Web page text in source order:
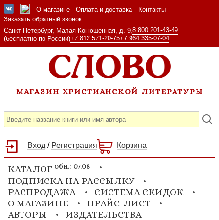
О магазине Оплата и доставка
Контакты
Заказать обратный звонок
Санкт-Петербург, Малая Конюшенная, д. 9, 8 800 201-43-49
(бесплатно по России)+7 812 571-20-75+7 964 335-07-04
МАГАЗИН ХРИСТИАНСКОЙ ЛИТЕРАТУРЫ
Вход / Регистрация Корзина
КАТАЛОГ обн.: 07.08
ПОДПИСКА НА РАССЫЛКУ
РАСПРОДАЖА
СИСТЕМА СКИДОК
О МАГАЗИНЕ
ПРАЙС-ЛИСТ
АВТОРЫ
ИЗДАТЕЛЬСТВА